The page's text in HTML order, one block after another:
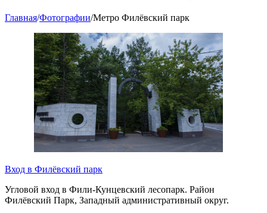
Главная/Фотографии/Метро Филёвский парк
Вход в Филёвский парк
Угловой вход в Фили-Кунцевский лесопарк. Район
Филёвский Парк, Западный административный округ.